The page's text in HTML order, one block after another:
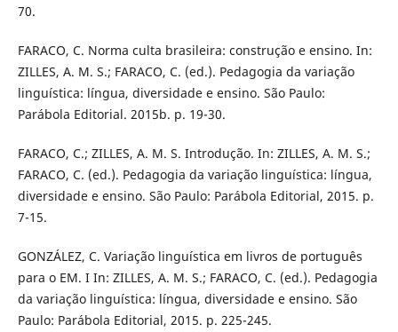
70.
FARACO, C. Norma culta brasileira: construção e ensino. In:
ZILLES, A. M. S.; FARACO, C. (ed.). Pedagogia da variação
linguística: língua, diversidade e ensino. São Paulo:
Parábola Editorial. 2015b. p. 19-30.
FARACO, C.; ZILLES, A. M. S. Introdução. In: ZILLES, A. M. S.;
FARACO, C. (ed.). Pedagogia da variação linguística: língua,
diversidade e ensino. São Paulo: Parábola Editorial, 2015. p.
7-15.
GONZÁLEZ, C. Variação linguística em livros de português
para o EM. I In: ZILLES, A. M. S.; FARACO, C. (ed.). Pedagogia
da variação linguística: língua, diversidade e ensino. São
Paulo: Parábola Editorial, 2015. p. 225-245.